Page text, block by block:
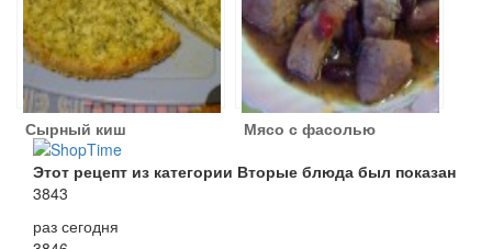
Сырный киш
Мясо с фасолью
Этот рецепт из категории Вторые блюда был показан
3843
раз сегодня